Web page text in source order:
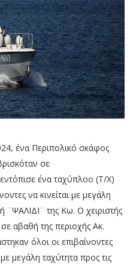
ένα Περιπολικό σκάφος
σε
ένα ταχύπλοο (Τ/Χ)
να κινείται με μεγάλη
¨ΨΑΛΙΔΙ¨ της Κω. Ο χειριστής
αβαθή της περιοχής Ακ.
όλοι οι επιβαίνοντες
μεγάλη ταχύτητα προς τις